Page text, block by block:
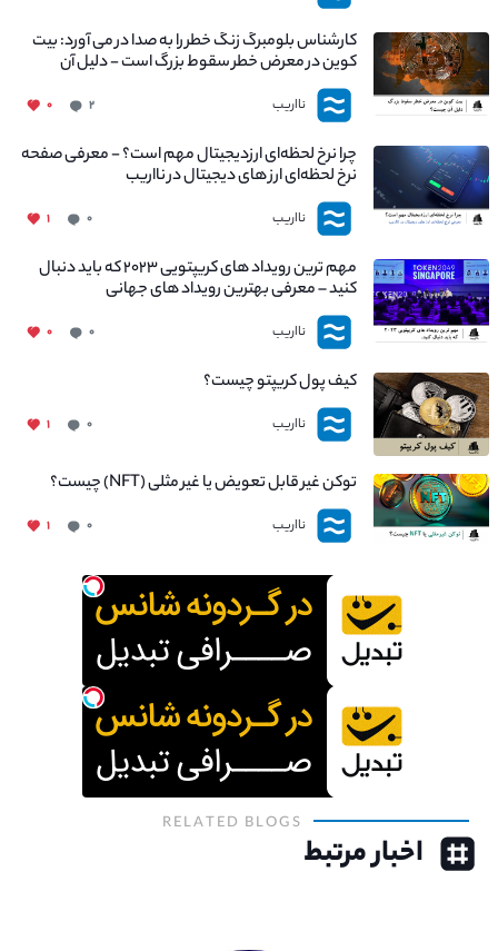
کارشناس بلومبرگ زنگ خطر را به صدا در می آورد: بیت
کوین در معرض خطر سقوط بزرگ است - دلیل آن
چیست؟
نااریب ۲ ۰
چرا نرخ لحظه‌ای ارزدیجیتال مهم است؟ - معرفی صفحه
نرخ لحظه‌ای ارز های دیجیتال در نااریب
نااریب ۰ ۱
مهم ترین رویداد های کریپتویی ۲۰۲۳ که باید دنبال
کنید – معرفی بهترین رویداد های جهانی
نااریب ۰ ۰
کیف پول کریپتو چیست؟
نااریب ۰ ۱
توکن غیر قابل تعویض یا غیر مثلی (NFT) چیست؟
نااریب ۰ ۱
RELATED BLOGS
اخبار مرتبط